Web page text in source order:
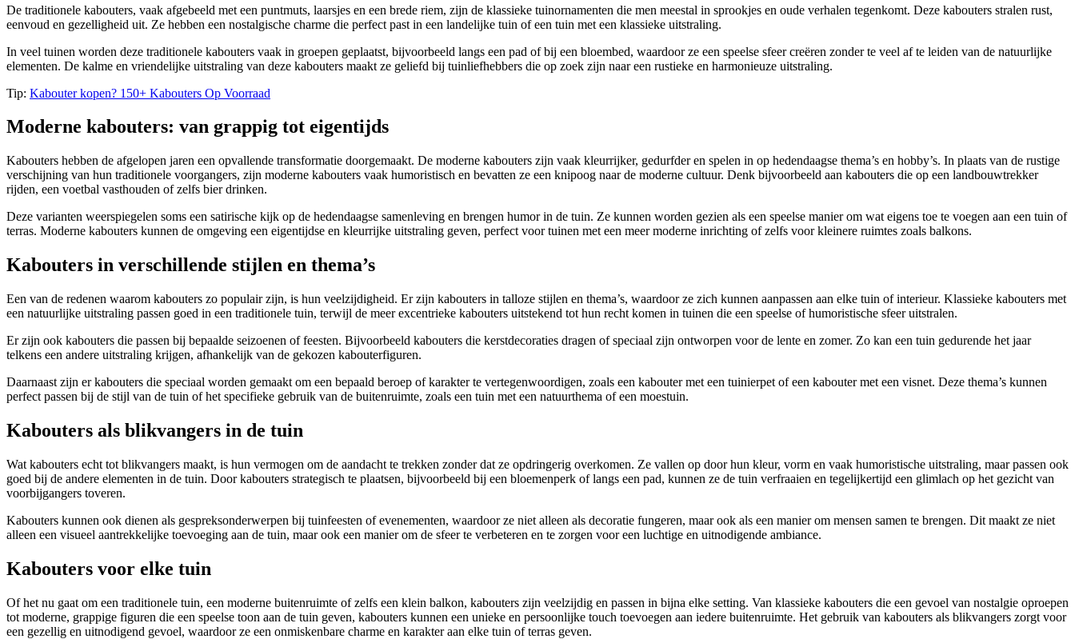
De traditionele kabouters, vaak afgebeeld met een puntmuts, laarsjes en een brede riem, zijn de klassieke tuinornamenten die men meestal in sprookjes en oude verhalen tegenkomt. Deze kabouters stralen rust,
eenvoud en gezelligheid uit. Ze hebben een nostalgische charme die perfect past in een landelijke tuin of een tuin met een klassieke uitstraling.
In veel tuinen worden deze traditionele kabouters vaak in groepen geplaatst, bijvoorbeeld langs een pad of bij een bloembed, waardoor ze een speelse sfeer creëren zonder te veel af te leiden van de natuurlijke
elementen. De kalme en vriendelijke uitstraling van deze kabouters maakt ze geliefd bij tuinliefhebbers die op zoek zijn naar een rustieke en harmonieuze uitstraling.
Tip: Kabouter kopen? 150+ Kabouters Op Voorraad
Moderne kabouters: van grappig tot eigentijds
Kabouters hebben de afgelopen jaren een opvallende transformatie doorgemaakt. De moderne kabouters zijn vaak kleurrijker, gedurfder en spelen in op hedendaagse thema’s en hobby’s. In plaats van de rustige
verschijning van hun traditionele voorgangers, zijn moderne kabouters vaak humoristisch en bevatten ze een knipoog naar de moderne cultuur. Denk bijvoorbeeld aan kabouters die op een landbouwtrekker
rijden, een voetbal vasthouden of zelfs bier drinken.
Deze varianten weerspiegelen soms een satirische kijk op de hedendaagse samenleving en brengen humor in de tuin. Ze kunnen worden gezien als een speelse manier om wat eigens toe te voegen aan een tuin of
terras. Moderne kabouters kunnen de omgeving een eigentijdse en kleurrijke uitstraling geven, perfect voor tuinen met een meer moderne inrichting of zelfs voor kleinere ruimtes zoals balkons.
Kabouters in verschillende stijlen en thema’s
Een van de redenen waarom kabouters zo populair zijn, is hun veelzijdigheid. Er zijn kabouters in talloze stijlen en thema’s, waardoor ze zich kunnen aanpassen aan elke tuin of interieur. Klassieke kabouters met
een natuurlijke uitstraling passen goed in een traditionele tuin, terwijl de meer excentrieke kabouters uitstekend tot hun recht komen in tuinen die een speelse of humoristische sfeer uitstralen.
Er zijn ook kabouters die passen bij bepaalde seizoenen of feesten. Bijvoorbeeld kabouters die kerstdecoraties dragen of speciaal zijn ontworpen voor de lente en zomer. Zo kan een tuin gedurende het jaar
telkens een andere uitstraling krijgen, afhankelijk van de gekozen kabouterfiguren.
Daarnaast zijn er kabouters die speciaal worden gemaakt om een bepaald beroep of karakter te vertegenwoordigen, zoals een kabouter met een tuinierpet of een kabouter met een visnet. Deze thema’s kunnen
perfect passen bij de stijl van de tuin of het specifieke gebruik van de buitenruimte, zoals een tuin met een natuurthema of een moestuin.
Kabouters als blikvangers in de tuin
Wat kabouters echt tot blikvangers maakt, is hun vermogen om de aandacht te trekken zonder dat ze opdringerig overkomen. Ze vallen op door hun kleur, vorm en vaak humoristische uitstraling, maar passen ook
goed bij de andere elementen in de tuin. Door kabouters strategisch te plaatsen, bijvoorbeeld bij een bloemenperk of langs een pad, kunnen ze de tuin verfraaien en tegelijkertijd een glimlach op het gezicht van
voorbijgangers toveren.
Kabouters kunnen ook dienen als gespreksonderwerpen bij tuinfeesten of evenementen, waardoor ze niet alleen als decoratie fungeren, maar ook als een manier om mensen samen te brengen. Dit maakt ze niet
alleen een visueel aantrekkelijke toevoeging aan de tuin, maar ook een manier om de sfeer te verbeteren en te zorgen voor een luchtige en uitnodigende ambiance.
Kabouters voor elke tuin
Of het nu gaat om een traditionele tuin, een moderne buitenruimte of zelfs een klein balkon, kabouters zijn veelzijdig en passen in bijna elke setting. Van klassieke kabouters die een gevoel van nostalgie oproepen
tot moderne, grappige figuren die een speelse toon aan de tuin geven, kabouters kunnen een unieke en persoonlijke touch toevoegen aan iedere buitenruimte. Het gebruik van kabouters als blikvangers zorgt voor
een gezellig en uitnodigend gevoel, waardoor ze een onmiskenbare charme en karakter aan elke tuin of terras geven.